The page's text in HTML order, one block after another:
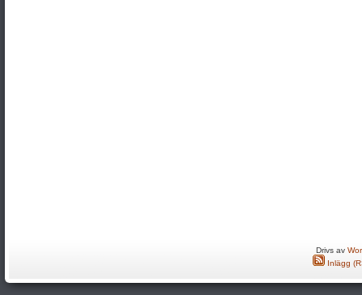
Drivs av
Inlägg